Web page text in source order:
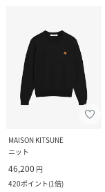
MAISON KITSUNE
ニット
46,200 円
420ポイント(1倍)